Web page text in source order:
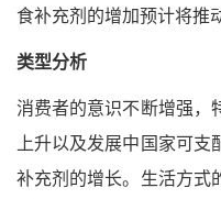
食补充剂的增加预计将推
类型分析
消费者的意识不断增强，
上升以及发展中国家可支
补充剂的增长。生活方式